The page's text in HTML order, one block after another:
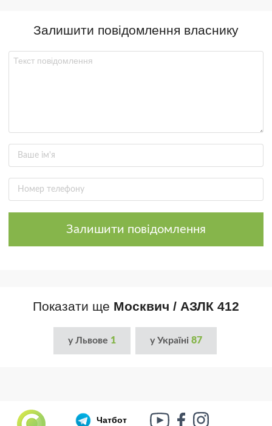
Залишити повідомлення власнику
Залишити повідомлення
Показати ще Москвич / АЗЛК 412
у Львове 1 у Україні 87
Чатбот